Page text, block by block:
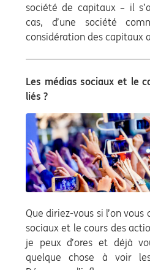
société de capitaux – il
cas, d’une société
considération des capitaux
Les médias sociaux et le
liés ?
Que diriez-vous si l’on
sociaux et le cours des
je peux d’ores et déjà
quelque chose à voir